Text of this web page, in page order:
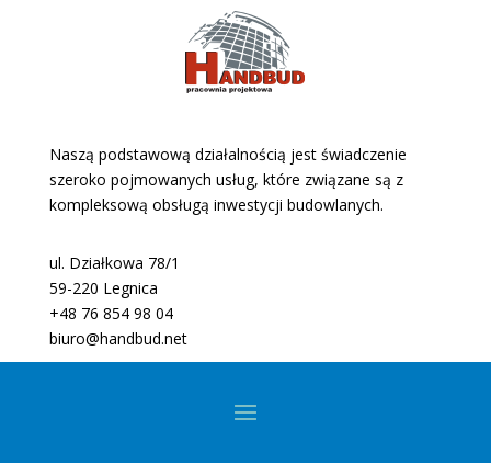
Naszą podstawową działalnością jest świadczenie
szeroko pojmowanych usług, które związane są z
kompleksową obsługą inwestycji budowlanych.
ul. Działkowa 78/1
59-220 Legnica
+48 76 854 98 04
biuro@handbud.net